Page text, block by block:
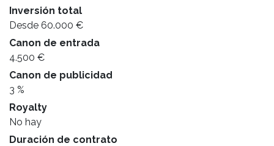
Inversión total
Desde 60.000 €
Canon de entrada
4.500 €
Canon de publicidad
3 %
Royalty
No hay
Duración de contrato